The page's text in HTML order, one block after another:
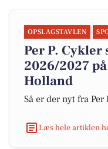
OPSLAGSTAVLEN
Per P.
2026/2027
Holland
Så er der nyt fra Per
Læs hele artiklen